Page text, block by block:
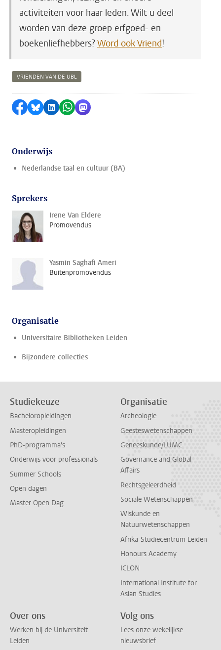
activiteiten voor haar leden. Wilt u deel
worden van deze groep erfgoed- en
boekenliefhebbers?Word ook Vriend!
VRIENDEN VAN DE UBL
Delen op Facebook
Delen via Bluesky
Delen op LinkedIn
Delen via WhatsApp
Delen via Mastodon
Onderwijs
Nederlandse taal en cultuur (BA)
Sprekers
Irene Van Eldere
Promovendus
Yasmin Saghafi Ameri
Buitenpromovendus
Organisatie
Universitaire Bibliotheken Leiden
Bijzondere collecties
Studiekeuze
Bacheloropleidingen
Masteropleidingen
PhD-programma's
Onderwijs voor professionals
Summer Schools
Open dagen
Master Open Dag
Organisatie
Archeologie
Geesteswetenschappen
Geneeskunde/LUMC
Governance and Global
Affairs
Rechtsgeleerdheid
Sociale Wetenschappen
Wiskunde en
Natuurwetenschappen
Afrika-Studiecentrum Leiden
Honours Academy
ICLON
International Institute for
Asian Studies
Over ons
Werken bij de Universiteit
Leiden
Volg ons
Lees onze wekelijkse
nieuwsbrief